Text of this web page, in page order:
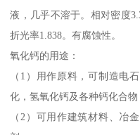
液，几乎不溶于。相对密度
折光率1.838。有腐蚀性。
氧化钙的用途：
（1）用作原料，可制造电
化，氢氧化钙及各种钙化合物
（2）可用作建筑材料、冶